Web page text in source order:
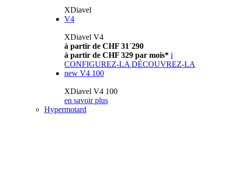
XDiavel
V4
XDiavel V4
à partir de CHF 31´290
à partir de CHF 329 par mois* i
CONFIGUREZ-LA DÉCOUVREZ-LA
new V4 100
XDiavel V4 100
en savoir plus
Hypermotard